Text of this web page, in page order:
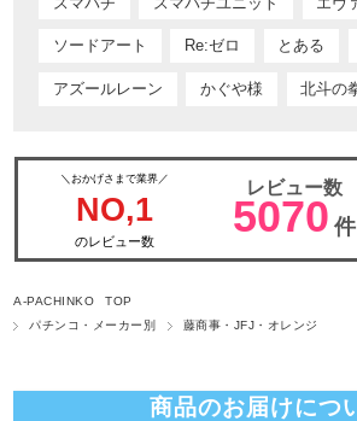
ソードアート Re:ゼロ とある
アズールレーン かぐや様 北斗の
＼おかげさまで業界／
NO,1
のレビュー数
レビュー数
5070 件
A-PACHINKO TOP
パチンコ・メーカー別
藤商事・JFJ・オレンジ
商品のお届けにつ